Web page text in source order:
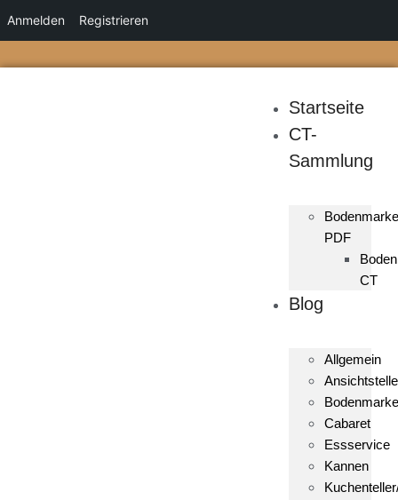
Anmelden Registrieren
Startseite
CT-
Sammlung
PDF
CT
Blog
Allgemein
Cabaret
Essservice
Kannen